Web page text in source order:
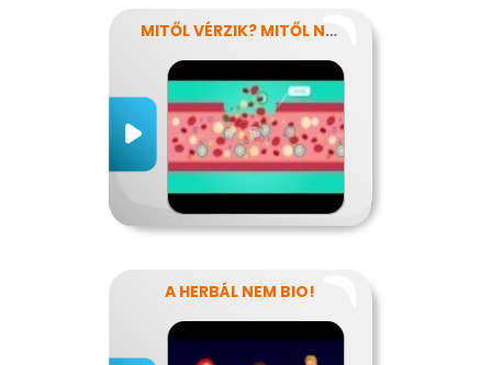
MITŐL VÉRZIK? MITŐL NEM VÉRZIK?
A HERBÁL NEM BIO!